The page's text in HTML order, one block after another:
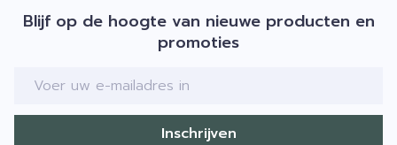
Blijf op de hoogte van nieuwe producten en
promoties
E-mail adres
Inschrijven